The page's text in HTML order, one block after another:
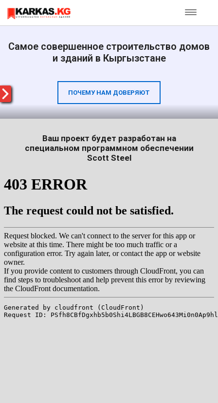
Самое совершенное строительство домов
и зданий в Кыргызстане
ПОЧЕМУ НАМ ДОВЕРЯЮТ
Ваш проект будет разработан на
специальном программном обеспечении
Scott Steel